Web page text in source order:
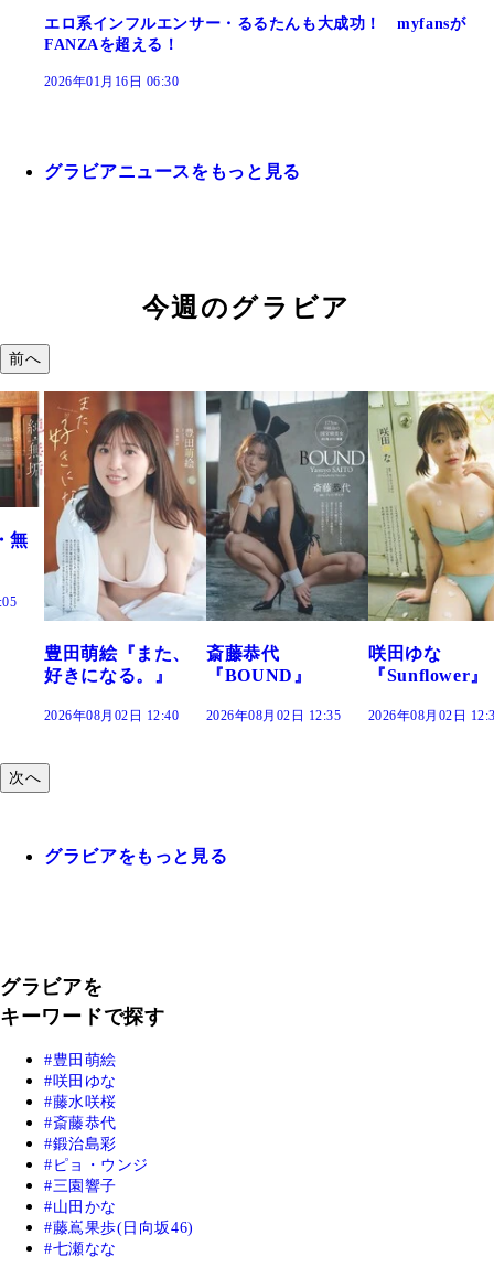
エロ系インフルエンサー・るるたんも大成功！ myfansが
FANZAを超える！
2026年01月16日 06:30
グラビアニュースをもっと見る
今週のグラビア
前へ
また、
。』
12:40
斎藤恭代
『BOUND』
2026年08月02日 12:35
咲田ゆな
『Sunflower』
2026年08月02日 12:30
藤水咲桜
だまり』
2026年08月02
次へ
グラビアをもっと見る
グラビアを
キーワードで探す
豊田萌絵
咲田ゆな
藤水咲桜
斎藤恭代
鍛治島彩
ピョ・ウンジ
三園響子
山田かな
藤嶌果歩(日向坂46)
七瀬なな